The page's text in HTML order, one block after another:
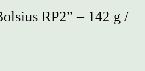
RP2” – 142 g /